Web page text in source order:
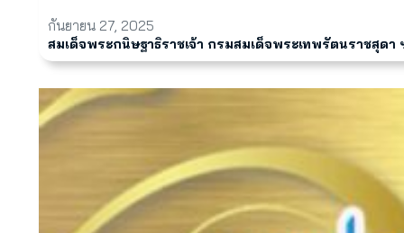
กันยายน 27, 2025
สมเด็จพระกนิษฐาธิราชเจ้า กรมสมเด็จพระเทพรัตนราชสุด